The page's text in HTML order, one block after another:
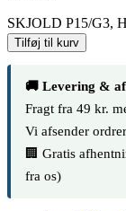
SKJOLD P15/G3,
Tilføj til kurv
🚚 Levering &
Fragt fra 49 kr.
Vi afsender
🏢 Gratis
fra os)